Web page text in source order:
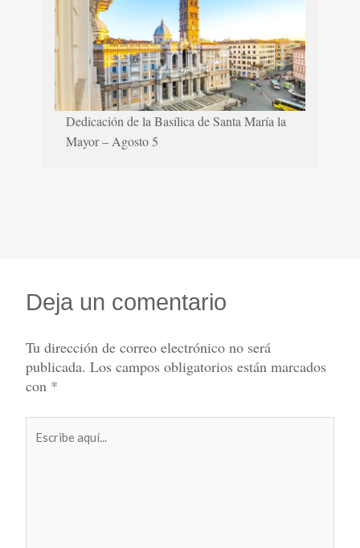
Dedicación de la Basílica de Santa María la
Mayor – Agosto 5
Deja un comentario
Tu dirección de correo electrónico no será
publicada. Los campos obligatorios están marcados
con *
aquí...